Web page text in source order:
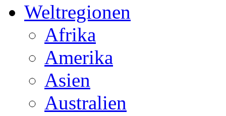
Weltregionen
Afrika
Amerika
Asien
Australien